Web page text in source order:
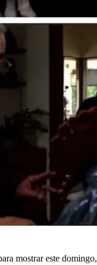
mostrar este